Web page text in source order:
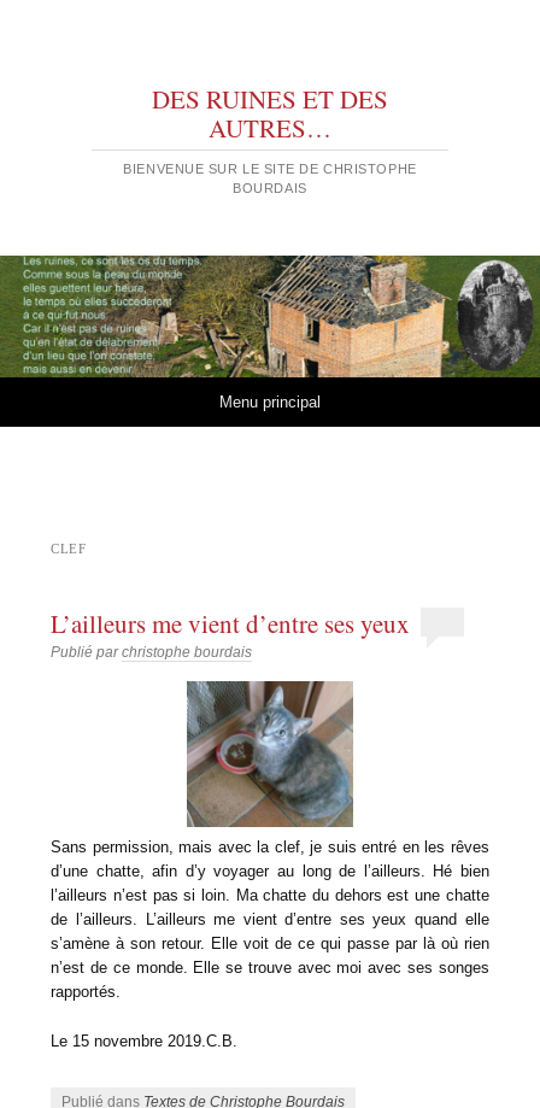
DES RUINES ET DES
AUTRES…
BIENVENUE SUR LE SITE DE CHRISTOPHE
BOURDAIS
Menu principal
CLEF
L’ailleurs me vient d’entre ses yeux
Publié parchristophe bourdais
Sans permission, mais avec la clef, je suis entré en les rêves
d’une chatte, afin d’y voyager au long de l’ailleurs. Hé bien
l’ailleurs n’est pas si loin. Ma chatte du dehors est une chatte
de l’ailleurs. L’ailleurs me vient d’entre ses yeux quand elle
s’amène à son retour. Elle voit de ce qui passe par là où rien
n’est de ce monde. Elle se trouve avec moi avec ses songes
rapportés.
Le 15 novembre 2019.C.B.
Publié dans Textes de Christophe Bourdais